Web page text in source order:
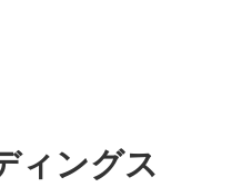
ィングス